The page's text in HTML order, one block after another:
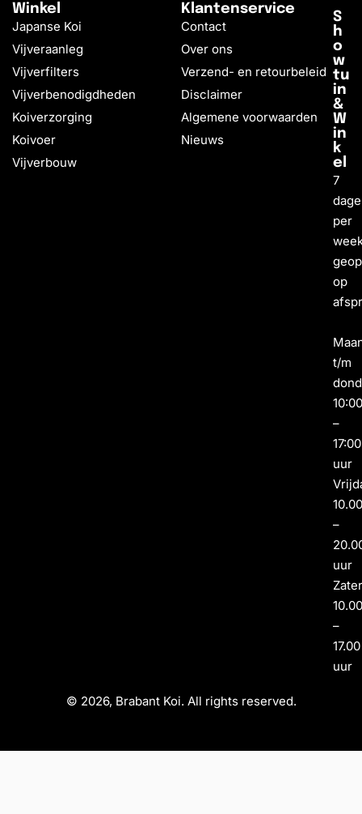
Winkel
Japanse Koi
Vijveraanleg
Vijverfilters
Vijverbenodigdheden
Koiverzorging
Koivoer
Vijverbouw
Klantenservice
Contact
Over ons
Verzend- en retourbeleid
Disclaimer
Algemene voorwaarden
Nieuws
S
h
o
w
tu
in
&
W
in
k
el
7
per
op
t/m
–
17:00
uur
–
uur
–
17.00
uur
© 2026, Brabant Koi. All rights reserved.